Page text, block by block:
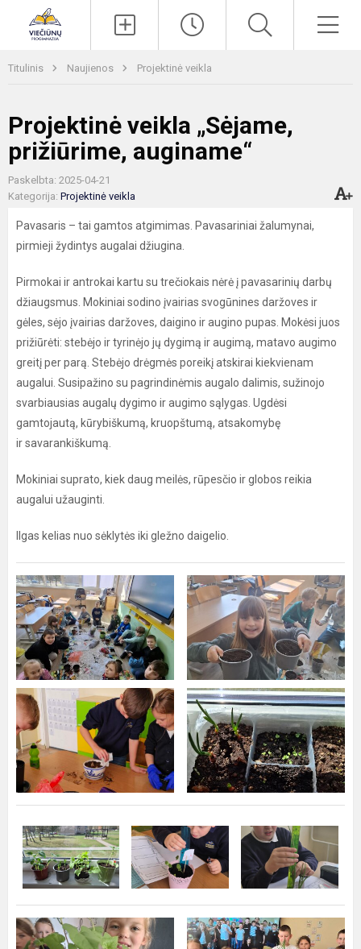
Titulinis Naujienos Projektinė veikla
Projektinė veikla „Sėjame,
prižiūrime, auginame“
Paskelbta: 2025-04-21
Kategorija: Projektinė veikla
Pavasaris – tai gamtos atgimimas. Pavasariniai žalumynai,
pirmieji žydintys augalai džiugina.
Pirmokai ir antrokai kartu su trečiokais nėrė į pavasarinių darbų
džiaugsmus. Mokiniai sodino įvairias svogūnines daržoves ir
gėles, sėjo įvairias daržoves, daigino ir augino pupas. Mokėsi juos
prižiūrėti: stebėjo ir tyrinėjo jų dygimą ir augimą, matavo augimo
greitį per parą. Stebėjo drėgmės poreikį atskirai kiekvienam
augalui. Susipažino su pagrindinėmis augalo dalimis, sužinojo
svarbiausias augalų dygimo ir augimo sąlygas. Ugdėsi
gamtojautą, kūrybiškumą, kruopštumą, atsakomybę
ir savarankiškumą.
Mokiniai suprato, kiek daug meilės, rūpesčio ir globos reikia
augalui užauginti.
Ilgas kelias nuo sėklytės iki gležno daigelio.